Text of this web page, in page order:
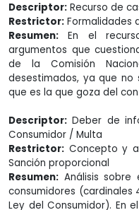
Descriptor: Recurso de
Restrictor: Formalidades
Resumen: En el
argumentos que
de la Comisión
desestimados, ya que no
que es la que goza del
Descriptor: Deber de
Consumidor / Multa
Restrictor: Concepto y
Sanción proporcional
Resumen: Análisis
consumidores (cardinales
Ley del Consumidor). En